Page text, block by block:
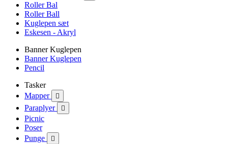
Roller Bal
Roller Ball
Kuglepen sæt
Eskesen - Akryl
Banner Kuglepen
Banner Kuglepen
Pencil
Tasker
Mapper

Paraplyer 
Picnic
Poser
Punge
